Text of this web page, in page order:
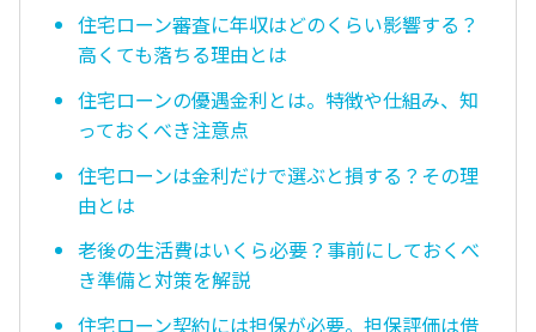
住宅ローン審査に年収はどのくらい影響する？
高くても落ちる理由とは
住宅ローンの優遇金利とは。特徴や仕組み、知
っておくべき注意点
住宅ローンは金利だけで選ぶと損する？その理
由とは
老後の生活費はいくら必要？事前にしておくべ
き準備と対策を解説
住宅ローン契約には担保が必要。担保評価は借